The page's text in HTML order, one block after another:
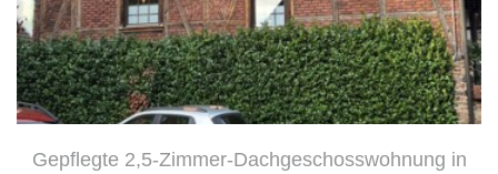
Gepflegte 2,5-Zimmer-Dachgeschosswohnung in